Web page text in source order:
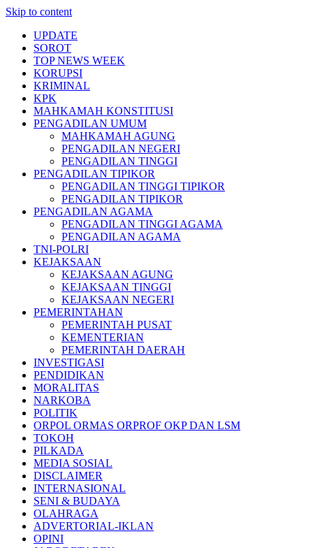
Skip to content
UPDATE
SOROT
TOP NEWS WEEK
KORUPSI
KRIMINAL
KPK
MAHKAMAH KONSTITUSI
PENGADILAN UMUM
MAHKAMAH AGUNG
PENGADILAN NEGERI
PENGADILAN TINGGI
PENGADILAN TIPIKOR
PENGADILAN TINGGI TIPIKOR
PENGADILAN TIPIKOR
PENGADILAN AGAMA
PENGADILAN TINGGI AGAMA
PENGADILAN AGAMA
TNI-POLRI
KEJAKSAAN
KEJAKSAAN AGUNG
KEJAKSAAN TINGGI
KEJAKSAAN NEGERI
PEMERINTAHAN
PEMERINTAH PUSAT
KEMENTERIAN
PEMERINTAH DAERAH
INVESTIGASI
PENDIDIKAN
MORALITAS
NARKOBA
POLITIK
ORPOL ORMAS ORPROF OKP DAN LSM
TOKOH
PILKADA
MEDIA SOSIAL
DISCLAIMER
INTERNASIONAL
SENI & BUDAYA
OLAHRAGA
ADVERTORIAL-IKLAN
OPINI